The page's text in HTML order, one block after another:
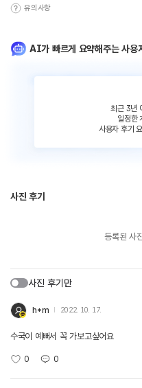
유의사항
AI가 빠르게 요약해주는 사용
최근 3년
일정한
사용자 후기
사진 후기
등록된 사
사진 후기만
h*m 2022. 10. 17.
수국이 예뻐서 꼭 가보고싶어요
0 0